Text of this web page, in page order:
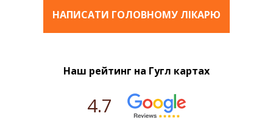
НАПИСАТИ ГОЛОВНОМУ ЛІКАРЮ
Наш рейтинг на Гугл картах
4.7